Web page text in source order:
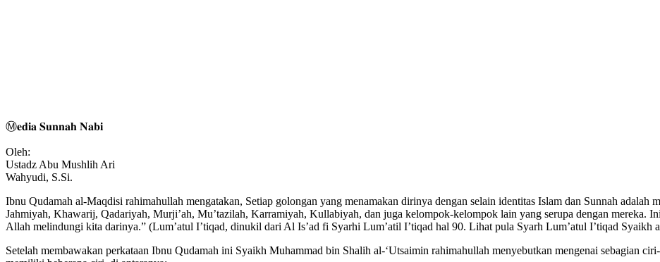
Ⓜ️𝐞𝐝𝐢𝐚 𝐒𝐮𝐧𝐧𝐚𝐡 𝐍𝐚𝐛𝐢
Oleh:
Ustadz Abu Mushlih Ari
Wahyudi, S.Si.
Ibnu Qudamah al-Maqdisi rahimahullah mengatakan, Setiap golongan yang menamakan dirinya dengan selain identitas Islam dan Sunnah adalah
Jahmiyah, Khawarij, Qadariyah, Murji’ah, Mu’tazilah, Karramiyah, Kullabiyah, dan juga kelompok-kelompok lain yang serupa dengan mereka.
Allah melindungi kita darinya.” (Lum’atul I’tiqad, dinukil dari Al Is’ad fi Syarhi Lum’atil I’tiqad hal 90. Lihat pula Syarh Lum’atul I’tiqad Syaikh
Setelah membawakan perkataan Ibnu Qudamah ini Syaikh Muhammad bin Shalih al-‘Utsaimin rahimahullah menyebutkan mengenai sebagian